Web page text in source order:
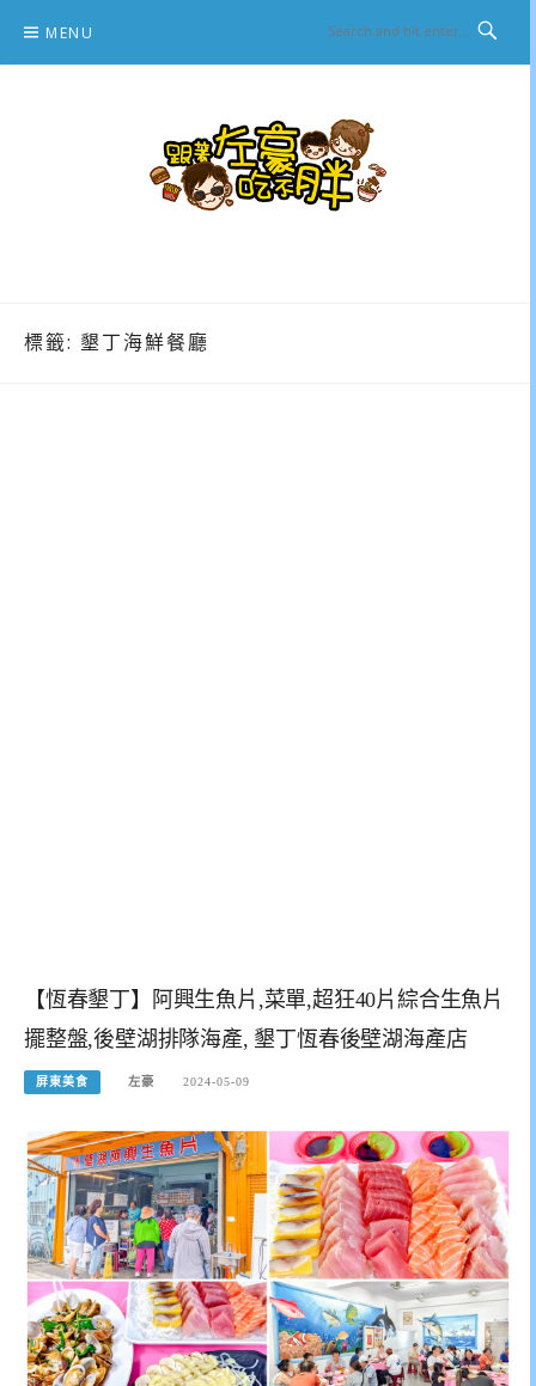
content
MENU
標籤: 墾丁海鮮餐廳
【恆春墾丁】阿興生魚片,菜單,超狂40片綜合生魚片
擺整盤,後壁湖排隊海產, 墾丁恆春後壁湖海產店
屏東美食 左豪 2024-05-09